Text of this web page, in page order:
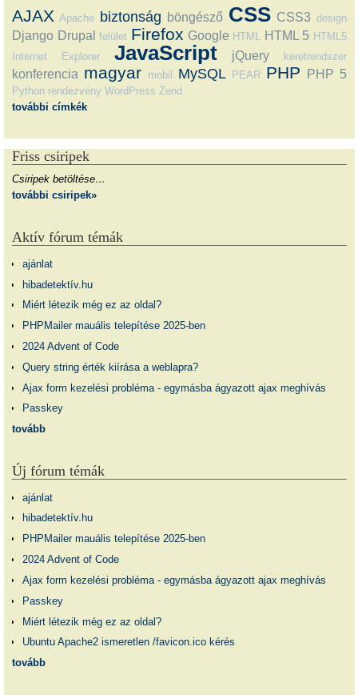
AJAX Apache biztonság böngésző CSS CSS3 design
Django Drupal felület Firefox Google HTML HTML 5 HTML5
Internet Explorer
JavaScript jQuery keretrendszer
konferencia magyar mobil MySQL PEAR PHP PHP 5
Python rendezvény WordPress Zend
további címkék
Friss csiripek
Csiripek betöltése…
további csiripek»
Aktív fórum témák
ajánlat
hibadetektív.hu
Miért létezik még ez az oldal?
PHPMailer mauális telepítése 2025-ben
2024 Advent of Code
Query string érték kiírása a weblapra?
Ajax form kezelési probléma - egymásba ágyazott ajax meghívás
Passkey
tovább
Új fórum témák
ajánlat
hibadetektív.hu
PHPMailer mauális telepítése 2025-ben
2024 Advent of Code
Ajax form kezelési probléma - egymásba ágyazott ajax meghívás
Passkey
Miért létezik még ez az oldal?
Ubuntu Apache2 ismeretlen /favicon.ico kérés
tovább